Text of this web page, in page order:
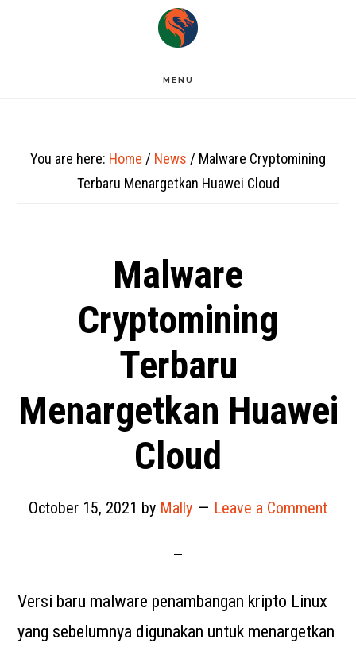
MENU
You are here: Home / News / Malware Cryptomining
Terbaru Menargetkan Huawei Cloud
Malware
Cryptomining
Terbaru
Menargetkan Huawei
Cloud
October 15, 2021 by Mally Leave a Comment
Versi baru malware penambangan kripto Linux
yang sebelumnya digunakan untuk menargetkan